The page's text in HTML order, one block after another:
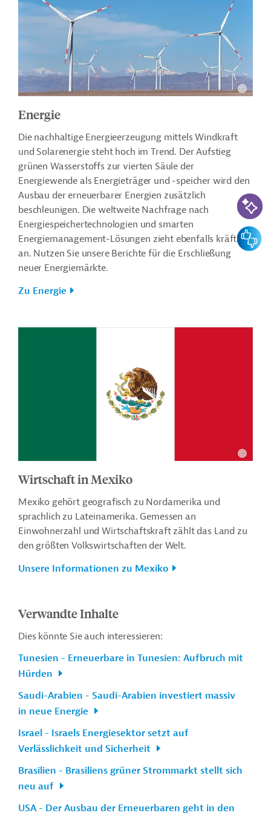
Energie
Die nachhaltige Energieerzeugung mittels Windkraft
und Solarenergie steht hoch im Trend. Der Aufstieg
grünen Wasserstoffs zur vierten Säule der
Energiewende als Energieträger und -speicher wird den
Ausbau der erneuerbarer Energien zusätzlich
beschleunigen. Die weltweite Nachfrage nach
Energiespeichertechnologien und smarten
Energiemanagement-Lösungen zieht ebenfalls kräftig
an. Nutzen Sie unsere Berichte für die Erschließung
neuer Energiemärkte.
Zu Energie
Wirtschaft in Mexiko
Mexiko gehört geografisch zu Nordamerika und
sprachlich zu Lateinamerika. Gemessen an
Einwohnerzahl und Wirtschaftskraft zählt das Land zu
den größten Volkswirtschaften der Welt.
Unsere Informationen zu Mexiko
Verwandte Inhalte
Dies könnte Sie auch interessieren:
Tunesien - Erneuerbare in Tunesien: Aufbruch mit
Hürden
Saudi-Arabien - Saudi-Arabien investiert massiv
in neue Energie
Israel - Israels Energiesektor setzt auf
Verlässlichkeit und Sicherheit
Brasilien - Brasiliens grüner Strommarkt stellt sich
neu auf
USA - Der Ausbau der Erneuerbaren geht in den
KI-